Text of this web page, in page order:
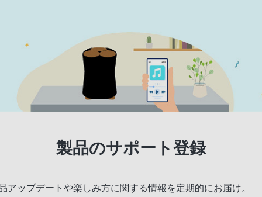
製品のサポート登録
アップデートや楽しみ方に関する情報を定期的にお届け。